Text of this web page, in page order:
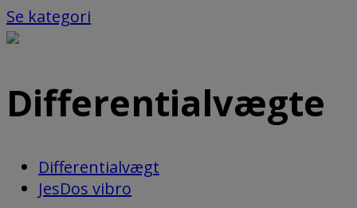
Se kategori
Differentialvægte
Differentialvægt
JesDos vibro